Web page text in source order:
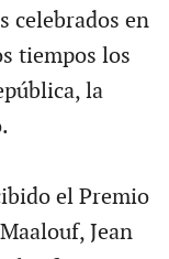
celebrados en
tiempos los
la
el Premio
Jean